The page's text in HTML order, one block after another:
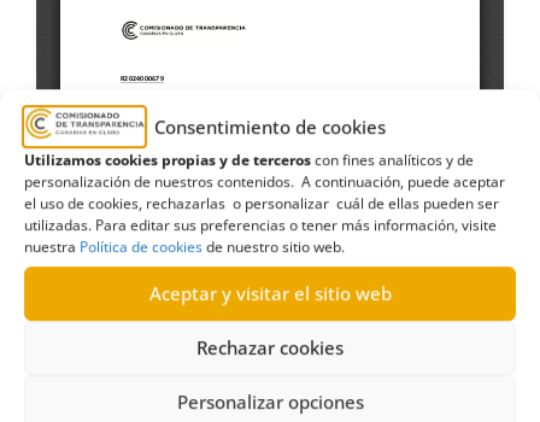
Consentimiento de cookies
Utilizamos cookies propias y de terceroscon fines analíticos y de
personalización de nuestros contenidos. A continuación, puede aceptar
el uso de cookies, rechazarlas o personalizar cuál de ellas pueden ser
utilizadas. Para editar sus preferencias o tener más información, visite
nuestra Política de cookiesde nuestro sitio web.
Aceptar y visitar el sitio web
Rechazar cookies
Personalizar opciones